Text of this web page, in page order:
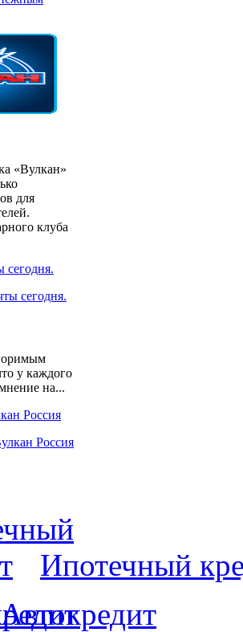
«Вулкан»
для
клуба
сегодня.
у каждого
на...
Россия
Ипотечный
Автокредит